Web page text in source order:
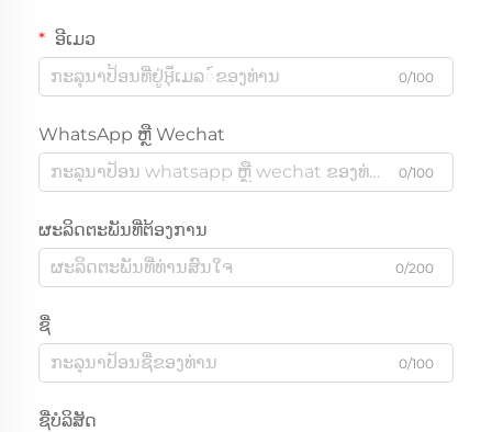
ອີເມວ
0/100
WhatsApp ຫຼື Wechat
0/100
ຜະລິດຕະພັນທີ່ຕ້ອງການ
0/200
ຊື່
0/100
ຊື່ບໍລິສັດ